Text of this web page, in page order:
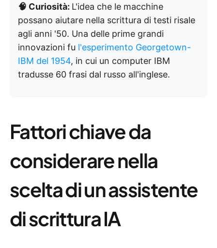
🧠 Curiosità: L'idea che le macchine
possano aiutare nella scrittura di testi risale
agli anni '50. Una delle prime grandi
innovazioni fu l'esperimento Georgetown-
IBM del 1954, in cui un computer IBM
tradusse 60 frasi dal russo all'inglese.
Fattori chiave da
considerare nella
scelta di un assistente
di scrittura IA